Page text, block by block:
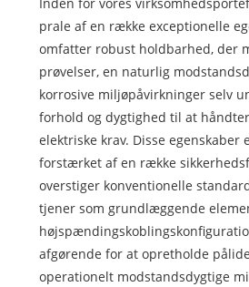
prale af en række exceptionelle
omfatter robust holdbarhed, der
prøvelser, en naturlig
korrosive miljøpåvirkninger selv
forhold og dygtighed til at
elektriske krav. Disse egenskaber
forstærket af en række
overstiger konventionelle
tjener som grundlæggende
afgørende for at opretholde
operationelt modstandsdygtige